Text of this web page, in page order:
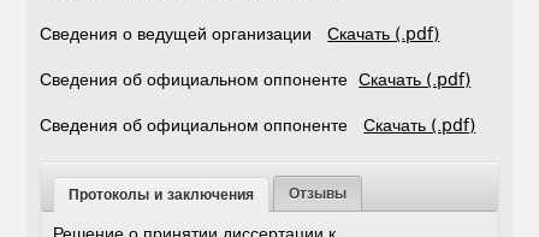
Сведения о ведущей организацииСкачать (.pdf)
Сведения об официальном оппонентеСкачать (.pdf)
Сведения об официальном оппонентеСкачать (.pdf)
Протоколы и заключения Отзывы
Решение о принятии диссертации к